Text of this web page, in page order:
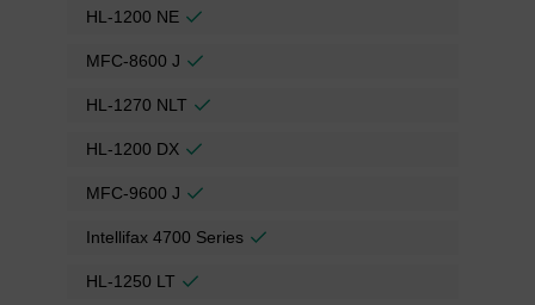
HL-1200 NE
MFC-8600 J
HL-1270 NLT
HL-1200 DX
MFC-9600 J
Intellifax 4700 Series
HL-1250 LT